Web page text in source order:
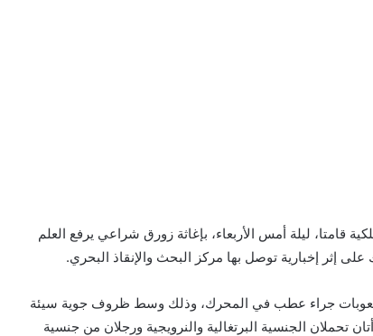
قامتا، ليلة أمس الأربعاء، بإغاثة زورق شراعي يرفع العلم
إخبارية توصل بها مركز البحث والإنقاذ البحري.
جراء عطب في المحرك، وذلك وسط ظروف جوية سيئة
تحملان الجنسية البرتغالية والنرويجية ورجلان من جنسية